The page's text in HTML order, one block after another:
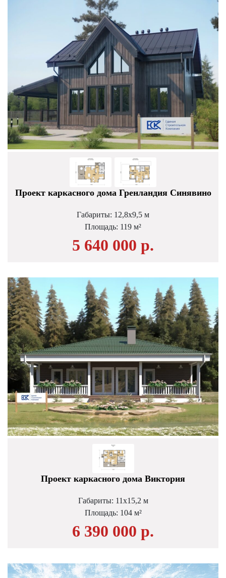
Проект каркасного дома Гренландия Синявино
Габариты: 12,8х9,5 м
Площадь: 119 м²
5 640 000 р.
Проект каркасного дома Виктория
Габариты: 11х15,2 м
Площадь: 104 м²
6 390 000 р.